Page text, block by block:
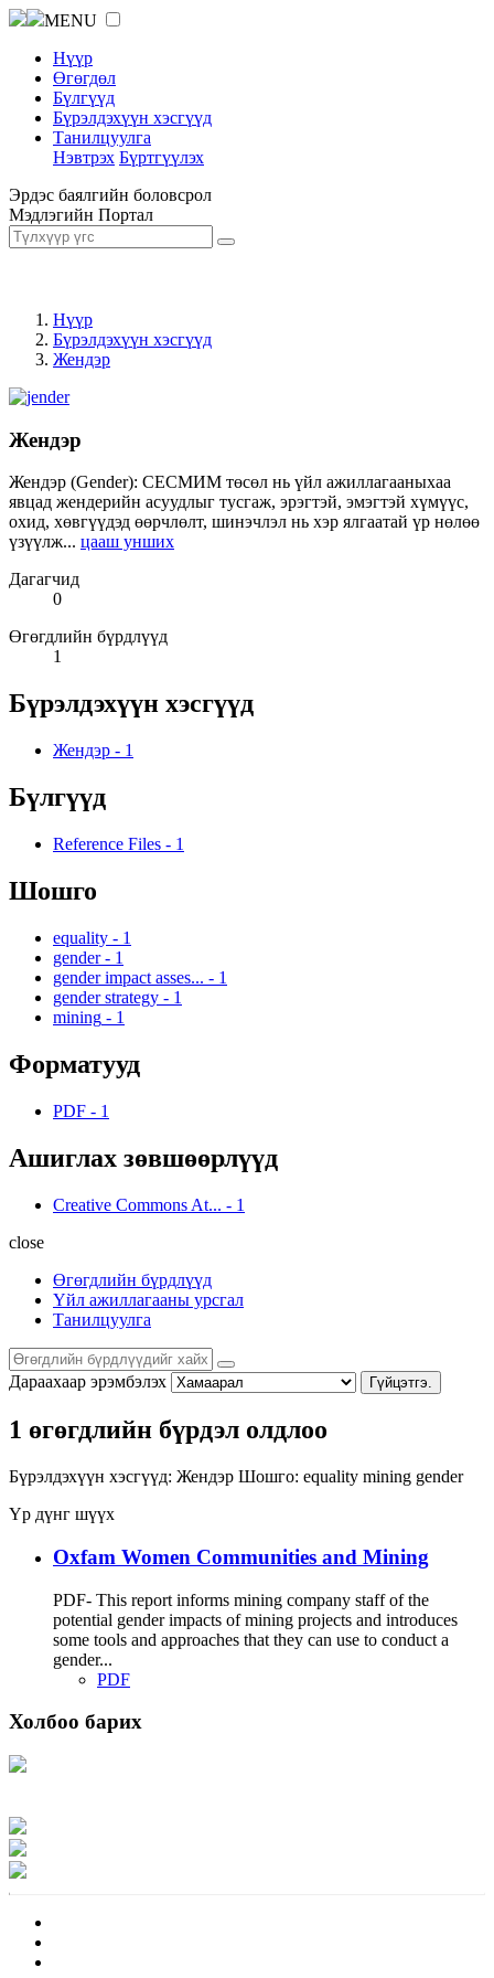
MENU
Нүүр
Өгөгдөл
Бүлгүүд
Бүрэлдэхүүн хэсгүүд
Танилцуулга
Нэвтрэх Бүртгүүлэх
Эрдэс баялгийн боловсрол
Мэдлэгийн Портал
Нүүр
Бүрэлдэхүүн хэсгүүд
Жендэр
Жендэр
Жендэр (Gender): СЕСМИМ төсөл нь үйл ажиллагааныхаа
явцад жендерийн асуудлыг тусгаж, эрэгтэй, эмэгтэй хүмүүс,
охид, хөвгүүдэд өөрчлөлт, шинэчлэл нь хэр ялгаатай үр нөлөө
үзүүлж... цааш унших
Дагагчид
0
Өгөгдлийн бүрдлүүд
1
Бүрэлдэхүүн хэсгүүд
Жендэр - 1
Бүлгүүд
Reference Files - 1
Шошго
equality - 1
gender - 1
gender impact asses... - 1
gender strategy - 1
mining - 1
Форматууд
PDF - 1
Ашиглах зөвшөөрлүүд
Creative Commons At... - 1
close
Өгөгдлийн бүрдлүүд
Үйл ажиллагааны урсгал
Танилцуулга
Дараахаар эрэмбэлэх Гүйцэтгэ.
1 өгөгдлийн бүрдэл олдлоо
Бүрэлдэхүүн хэсгүүд: Жендэр Шошго: equality mining gender
Үр дүнг шүүх
Oxfam Women Communities and Mining
PDF- This report informs mining company staff of the
potential gender impacts of mining projects and introduces
some tools and approaches that they can use to conduct a
gender...
PDF
Холбоо барих